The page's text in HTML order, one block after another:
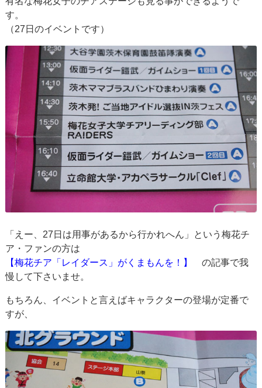
す。
（27日のイベントです）
「えー、27日は用事があるから行かれへん」という梅花チ
ア・ファンの方は
【梅花チア「レイダース」がくまもんを！】
の記事で我
慢して下さいませ。
もちろん、イベントと言えばキャラクターの登場が定番で
すが、